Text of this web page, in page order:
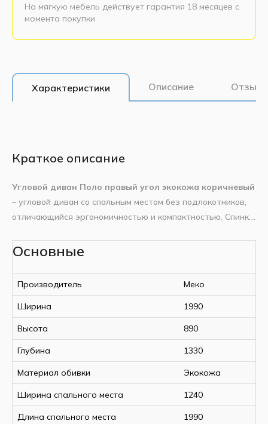
На мягкую мебель действует гарантия 18 месяцев с
момента покупки
Характеристики Описание
Краткое описание
Угловой диван Поло правый угол экокожа коричневый
– угловой диван со спальным местом без подлокотников,
отличающийся эргономичностью и компактностью. Спинка
владельца, размещается с правой или левой стороны.
удобный ящик. Модель в стильном коричневом цвете
экокожи станет отличным выбором для современной
гостиной.
Основные характеристики:
Ширина
Высота
Глубина
1330 мм
Спальное место (Ш×Д)
1240 × 1990 мм
Глубина сидения
Высота сидения
410 мм
Количество спальных мест
Материал обивки
Цвет
Коричневый
Механизм трансформации
Основные
Производитель Меко
Ширина 1990
Высота 890
Глубина 1330
Материал обивки Экокожа
Ширина спального места 1240
Длина спального места 1990